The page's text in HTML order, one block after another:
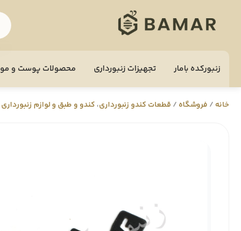
زنبورکده بامار تجهيزات زنبورداری محصولات پوست و مو
خانه / فروشگاه /قطعات کندو زنبورداری،کندو و طبق و لوازم زنبورداری